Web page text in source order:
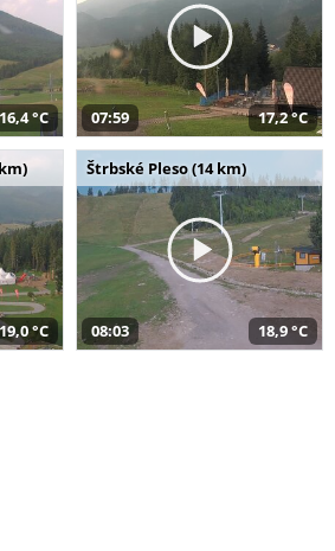
16,4 °C 07:59 17,2 °C
19,0 °C
Štrbské Pleso (14 km)
08:03 18,9 °C